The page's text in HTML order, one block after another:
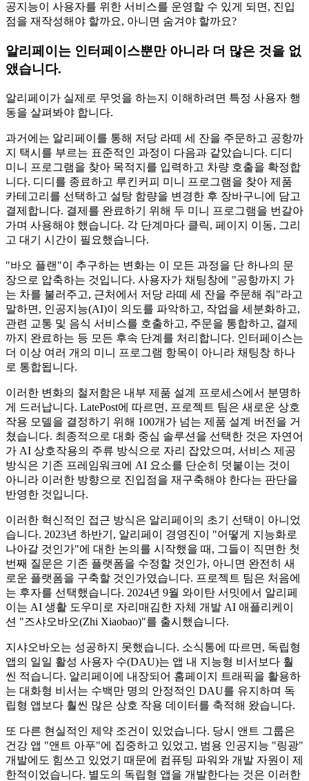
공지능이 사용자를 위한 서비스를 운영할 수 있게 되면, 진입
점을 재작성해야 할까요, 아니면 숨겨야 할까요?
알리페이는 인터페이스뿐만 아니라 더 많은 것을 없
앴습니다.
알리페이가 실제로 무엇을 하는지 이해하려면 특정 사용자 행
동을 살펴봐야 합니다.
과거에는 알리페이를 통해 저당 라떼 세 잔을 주문하고 공항까
지 택시를 부르는 표준적인 과정이 다음과 같았습니다. 디디
미니 프로그램을 찾아 목적지를 입력하고 차량 호출을 확정합
니다. 디디를 종료하고 루킨커피 미니 프로그램을 찾아 제품
카테고리를 선택하고 설탕 함량을 변경한 후 장바구니에 담고
결제합니다. 결제를 완료하기 위해 두 미니 프로그램을 번갈아
가며 사용해야 했습니다. 각 단계마다 클릭, 페이지 이동, 그리
고 대기 시간이 필요했습니다.
"바오 플랜"이 추구하는 변화는 이 모든 과정을 단 하나의 문
장으로 압축하는 것입니다. 사용자가 채팅창에 "공항까지 가
는 차를 불러주고, 근처에서 저당 라떼 세 잔을 주문해 줘"라고
말하면, 인공지능(AI)이 의도를 파악하고, 작업을 세분화하고,
관련 교통 및 음식 서비스를 호출하고, 주문을 통합하고, 결제
까지 완료하는 등 모든 후속 단계를 처리합니다. 인터페이스는
더 이상 여러 개의 미니 프로그램 항목이 아니라 채팅창 하나
로 통합됩니다.
이러한 변화의 철저함은 내부 제품 설계 프로세스에서 분명하
게 드러납니다. LatePost에 따르면, 프로젝트 팀은 새로운 상호
작용 모델을 결정하기 위해 100개가 넘는 제품 설계 버전을 거
쳤습니다. 최종적으로 대화 중심 솔루션을 선택한 것은 자연어
가 AI 상호작용의 주류 방식으로 자리 잡았으며, 서비스 제공
방식은 기존 프레임워크에 AI 요소를 단순히 덧붙이는 것이
아니라 이러한 방향으로 진입점을 재구축해야 한다는 판단을
반영한 것입니다.
이러한 혁신적인 접근 방식은 알리페이의 초기 선택이 아니었
습니다. 2023년 하반기, 알리페이 경영진이 "어떻게 지능화로
나아갈 것인가"에 대한 논의를 시작했을 때, 그들이 직면한 첫
번째 질문은 기존 플랫폼을 수정할 것인가, 아니면 완전히 새
로운 플랫폼을 구축할 것인가였습니다. 프로젝트 팀은 처음에
는 후자를 선택했습니다. 2024년 9월 와이탄 서밋에서 알리페
이는 AI 생활 도우미로 자리매김한 자체 개발 AI 애플리케이
션 "즈샤오바오(Zhi Xiaobao)"를 출시했습니다.
지샤오바오는 성공하지 못했습니다. 소식통에 따르면, 독립형
앱의 일일 활성 사용자 수(DAU)는 앱 내 지능형 비서보다 훨
씬 적습니다. 알리페이에 내장되어 홈페이지 트래픽을 활용하
는 대화형 비서는 수백만 명의 안정적인 DAU를 유지하며 독
립형 앱보다 훨씬 많은 상호 작용 데이터를 축적해 왔습니다.
또 다른 현실적인 제약 조건이 있었습니다. 당시 앤트 그룹은
건강 앱 "앤트 아푸"에 집중하고 있었고, 범용 인공지능 "링광"
개발에도 힘쓰고 있었기 때문에 컴퓨팅 파워와 개발 자원이 제
한적이었습니다. 별도의 독립형 앱을 개발한다는 것은 이러한